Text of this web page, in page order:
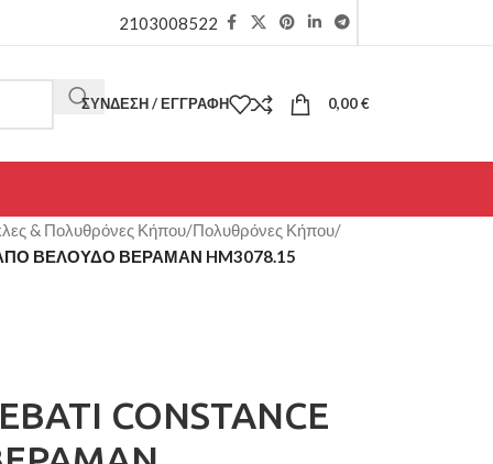
2103008522
ΣΎΝΔΕΣΗ / ΕΓΓΡΑΦΉ 0,00€
& Πολυθρόνες Κήπου/Πολυθρόνες Κήπου/
ΒΕΛΟΥΔΟ ΒΕΡΑΜΑΝ HM3078.15
CONSTANCE